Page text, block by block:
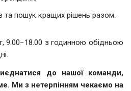
та пошук кращих рішень разом.
9.00−18.00 з годинною обідньою
до нашої команди,
Ми з нетерпінням чекаємо на